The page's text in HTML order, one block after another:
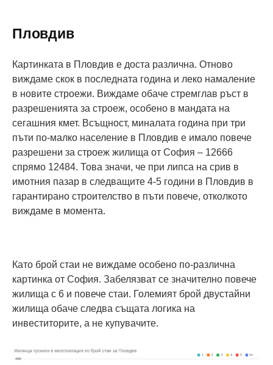
Пловдив
Картинката в Пловдив е доста различна. Отново
виждаме скок в последната година и леко намаление
в новите строежи. Виждаме обаче стремглав ръст в
разрешенията за строеж, особено в мандата на
сегашния кмет. Всъщност, миналата година при три
пъти по-малко население в Пловдив е имало повече
разрешени за строеж жилища от София – 12666
спрямо 12484. Това значи, че при липса на срив в
имотния пазар в следващите 4-5 години в Пловдив в
гарантирано строителство в пъти повече, отколкото
виждаме в момента.
Като брой стаи не виждаме особено по-различна
картинка от София. Забелязват се значително повече
жилища с 6 и повече стаи. Големият брой двустайни
жилища обаче следва същата логика на
инвеститорите, а не купувачите.